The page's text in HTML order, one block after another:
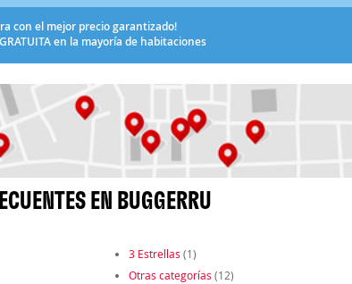
con el mejor precio garantizado!
GRATUITAen la mayoría de habitaciones
EN BUGGERRU
3 Estrellas (1)
Otras categorías (12)